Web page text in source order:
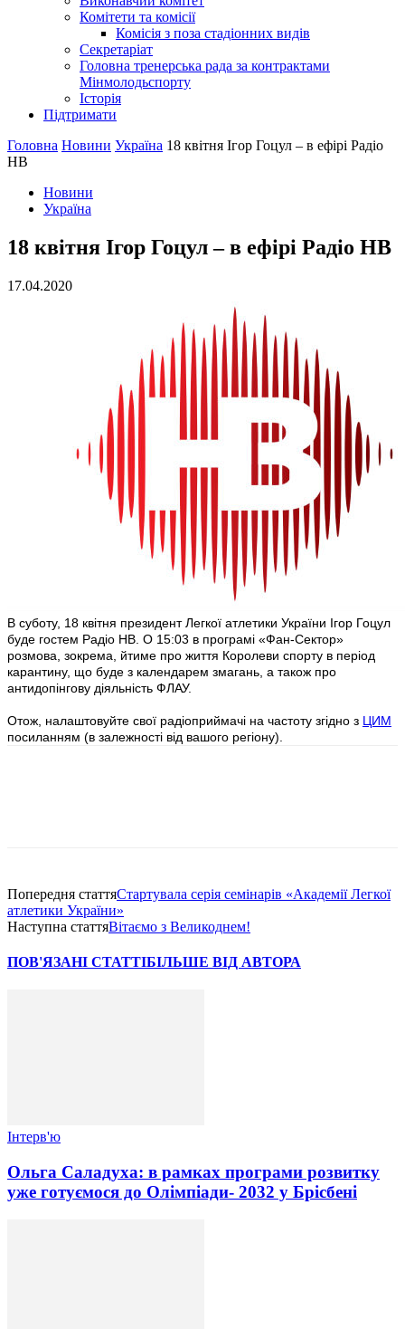
Комітети та комісії
Комісія з поза стадіонних видів
Секретаріат
Головна тренерська рада за контрактами
Мінмолодьспорту
Історія
Підтримати
Головна Новини Україна 18 квітня Ігор Гоцул – в ефірі Радіо
НВ
Новини
Україна
18 квітня Ігор Гоцул – в ефірі Радіо НВ
17.04.2020
В суботу, 18 квітня президент Легкої атлетики України Ігор Гоцул
буде гостем Радіо НВ. О 15:03 в програмі «Фан-Сектор»
розмова, зокрема, йтиме про життя Королеви спорту в період
карантину, що буде з календарем змагань, а також про
антидопінгову діяльність ФЛАУ.
Отож, налаштовуйте свої радіоприймачі на частоту згідно з ЦИМ
посиланням (в залежності від вашого регіону).
Попередня статтяСтартувала серія семінарів «Академії Легкої
атлетики України»
Наступна статтяВітаємо з Великоднем!
ПОВ'ЯЗАНІ СТАТТІБІЛЬШЕ ВІД АВТОРА
Інтерв'ю
Ольга Саладуха: в рамках програми розвитку
уже готуємося до Олімпіади- 2032 у Брісбені